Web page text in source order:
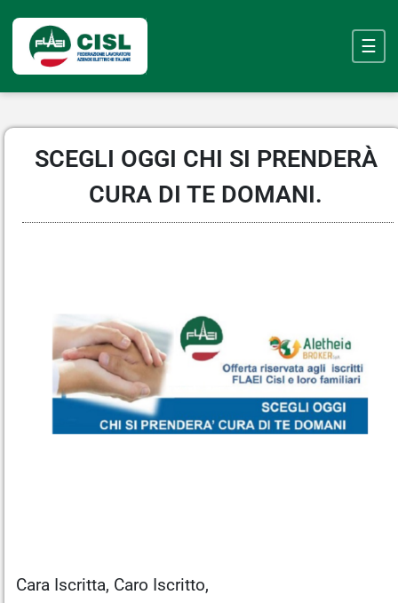
main
content
☰
SCEGLI OGGI CHI SI PRENDERÀ
CURA DI TE DOMANI.
Cara Iscritta, Caro Iscritto,